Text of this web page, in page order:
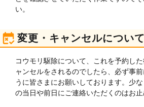
い。
変更・キャンセルについて
コウモリ駆除について、これを予約し
ャンセルをされるのでしたら、必ず事
うに皆さまにお願いしております。少
の当日や前日にご連絡いただくのはお止